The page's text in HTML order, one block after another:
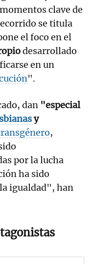
clave de
se titula
el foco en el
desarrollado
en un
".
dan "especial
y
,
por la lucha
ha sido
igualdad", han